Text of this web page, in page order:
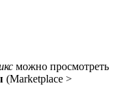
можно просмотреть
(Marketplace >